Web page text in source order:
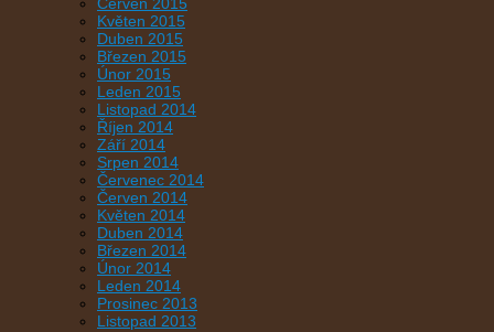
Květen 2015
Duben 2015
Březen 2015
Únor 2015
Leden 2015
Listopad 2014
Říjen 2014
Září 2014
Srpen 2014
Červenec 2014
Červen 2014
Květen 2014
Duben 2014
Březen 2014
Únor 2014
Leden 2014
Prosinec 2013
Listopad 2013